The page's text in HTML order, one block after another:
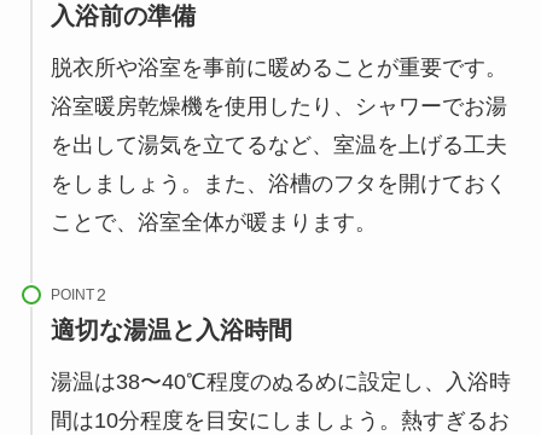
入浴前の準備
脱衣所や浴室を事前に暖めることが重要です。
浴室暖房乾燥機を使用したり、シャワーでお湯
を出して湯気を立てるなど、室温を上げる工夫
をしましょう。また、浴槽のフタを開けておく
ことで、浴室全体が暖まります。
POINT
適切な湯温と入浴時間
湯温は38〜40℃程度のぬるめに設定し、入浴時
間は10分程度を目安にしましょう。熱すぎるお